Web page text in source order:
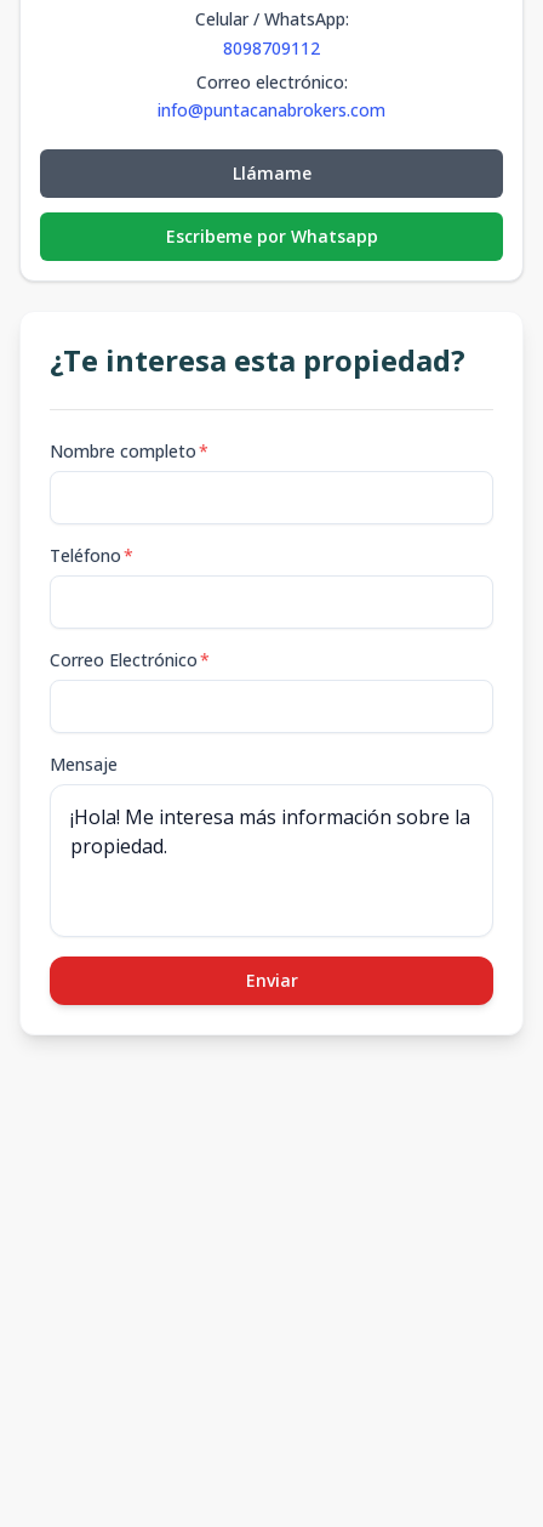
Celular / WhatsApp:
8098709112
Correo electrónico:
info@puntacanabrokers.com
Llámame
Escribeme por Whatsapp
¿Te interesa esta propiedad?
Nombre completo*
Teléfono*
Correo Electrónico*
Mensaje
Enviar